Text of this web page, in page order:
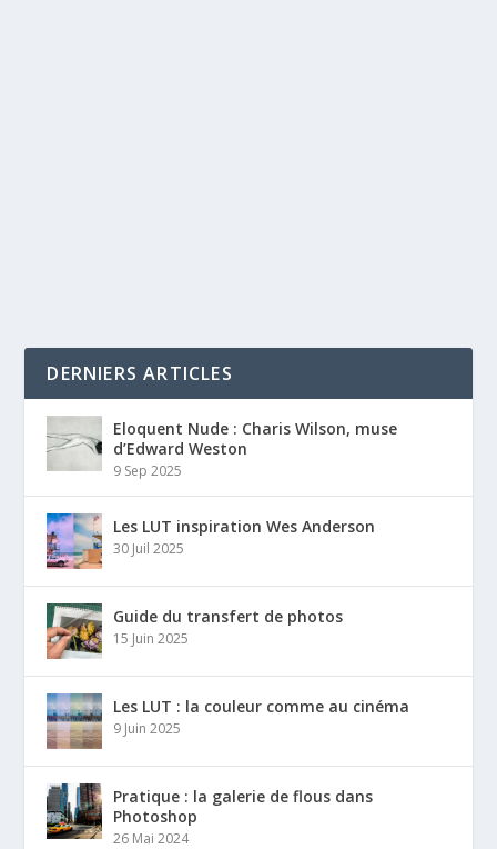
DERNIERS ARTICLES
Eloquent Nude : Charis Wilson, muse
d’Edward Weston
9 Sep 2025
Les LUT inspiration Wes Anderson
30 Juil 2025
Guide du transfert de photos
15 Juin 2025
Les LUT : la couleur comme au cinéma
9 Juin 2025
Pratique : la galerie de flous dans
Photoshop
26 Mai 2024